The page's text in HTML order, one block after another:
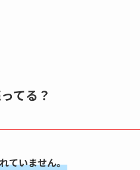
てる？
ていません。